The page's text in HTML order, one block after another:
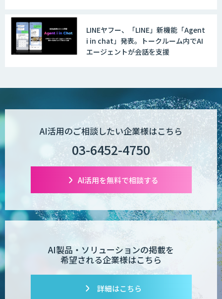
LINEヤフー、「LINE」新機能「Agent
i in chat」発表。トークルーム内でAI
エージェントが会話を支援
AI活用のご相談したい企業様はこちら
03-6452-4750
AI活用を無料で相談する
AI製品・ソリューションの掲載を
希望される企業様はこちら
詳細はこちら